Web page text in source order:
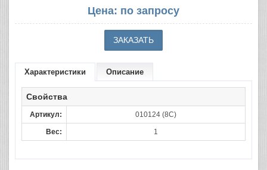
Цена: по запросу
Характеристики Описание
Свойства
Артикул: 010124 (8С)
Вес: 1